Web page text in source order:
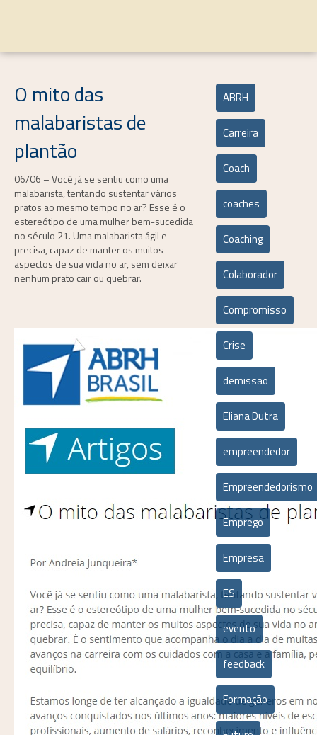
O mito das
malabaristas de
plantão
06/06 – Você já se sentiu como uma
malabarista, tentando sustentar vários
pratos ao mesmo tempo no ar? Esse é o
estereótipo de uma mulher bem-sucedida
no século 21. Uma malabarista ágil e
precisa, capaz de manter os muitos
aspectos de sua vida no ar, sem deixar
nenhum prato cair ou quebrar.
ABRH
Carreira
Coach
coaches
Coaching
Colaborador
Compromisso
Crise
demissão
Eliana Dutra
empreendedor
Empreendedorismo
Emprego
Empresa
ES
evento
feedback
Formação